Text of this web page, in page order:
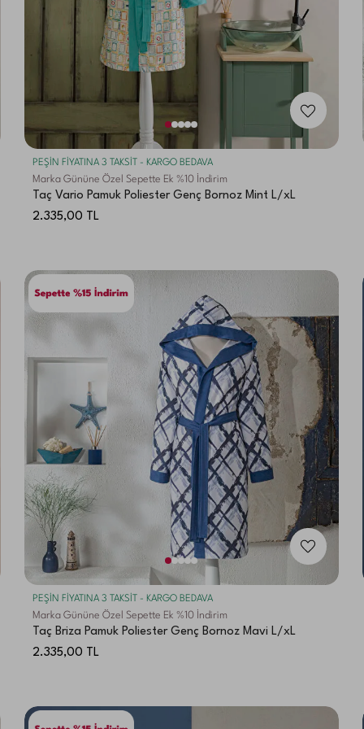
PEŞİN FİYATINA 3 TAKSİT - KARGO BEDAVA
Marka Gününe Özel Sepette Ek %10 İndirim
Taç Vario Pamuk Poliester Genç Bornoz Mint L/xL
2.335,00 TL
PEŞİN FİYATINA 3 TAKSİT - KARGO BEDAVA
Marka Gününe Özel Sepette Ek %10 İndirim
Taç Briza Pamuk Poliester Genç Bornoz Mavi L/xL
2.335,00
TL